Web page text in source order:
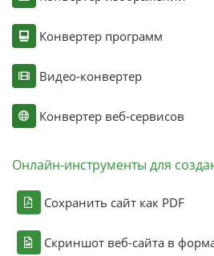
Конвертер программ
Видео-конвертер
Конвертер веб-сервисов
Онлайн-инструменты для
Сохранить сайт как PDF
Скриншот веб-сайта в